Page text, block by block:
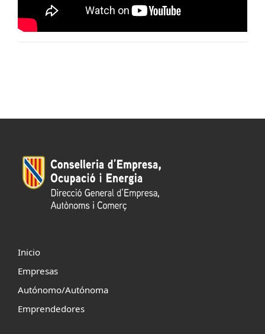
Inicio
Empresas
Autónomo/Autónoma
Emprendedores